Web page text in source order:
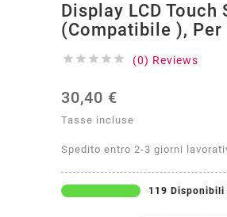
Display LCD Touch
(Compatibile ), Per
     (0) Reviews
30,40 €
Tasse incluse
Spedito entro 2-3 giorni
119 Disponibili